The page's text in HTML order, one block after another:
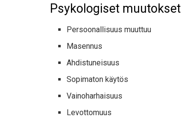
Psykologiset muutokset
Persoonallisuus muuttuu
Masennus
Ahdistuneisuus
Sopimaton käytös
Vainoharhaisuus
Levottomuus